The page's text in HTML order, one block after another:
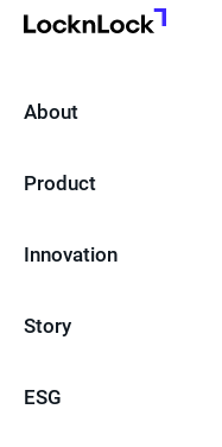
About
Product
Innovation
Story
ESG